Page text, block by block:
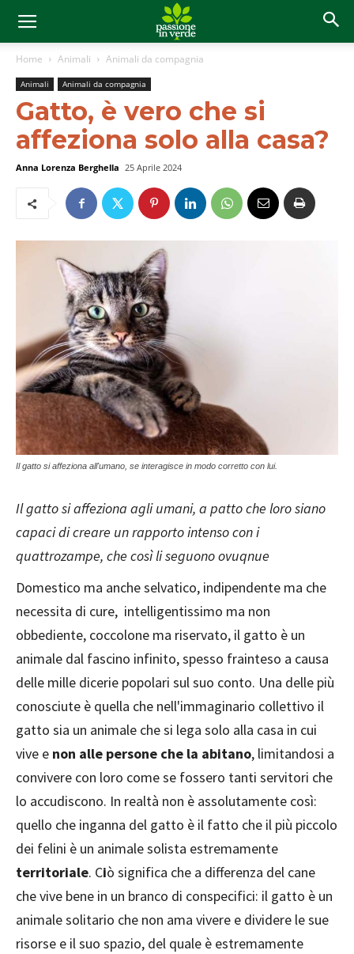
Home Animali Animali da compagnia
Animali Animali da compagnia
Gatto, è vero che si
affeziona solo alla casa?
Anna Lorenza Berghella 25 Aprile 2024
Il gatto si affeziona all'umano, se interagisce in modo corretto con lui.
Il gatto si affeziona agli umani, a patto che loro siano
capaci di creare un rapporto intenso con i
quattrozampe, che così li seguono ovuqnue
Domestico ma anche selvatico, indipendente ma che
necessita di cure, intelligentissimo ma non
obbediente, coccolone ma riservato, il gatto è un
animale dal fascino infinito, spesso frainteso a causa
delle mille dicerie popolari sul suo conto. Una delle più
conosciute è quella che nell'immaginario collettivo il
gatto sia un animale che si lega solo alla casa in cui
vive e non alle persone che la abitano, limitandosi a
convivere con loro come se fossero tanti servitori che
lo accudiscono. In realtà non è assolutamente così:
quello che inganna del gatto è il fatto che il più piccolo
dei felini è un animale solista estremamente
territoriale. Ciò significa che a differenza del cane
che vive bene in un branco di conspecifici: il gatto è un
animale solitario che non ama vivere e dividere le sue
risorse e il suo spazio, del quale è estremamente